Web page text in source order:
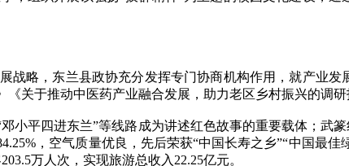
略，东兰县政协充分发挥专门协商机构作用，就产业发
关于推动中医药产业融合发展，助力老区乡村振兴的调
平四进东兰”等线路成为讲述红色故事的重要载体；武
，空气质量优良，先后荣获“中国长寿之乡”“中国最
万人次，实现旅游总收入22.25亿元。